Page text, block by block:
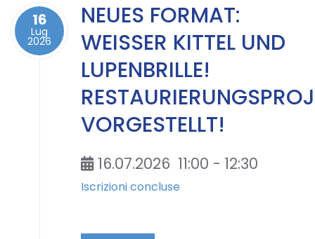
16
Lug
2026
NEUES FORMAT:
WEISSER KITTEL UND L
UPENBRILLE! R
ORGESTELLT!
16.07.2026 11:00 - 12:30
Iscrizioni concluse